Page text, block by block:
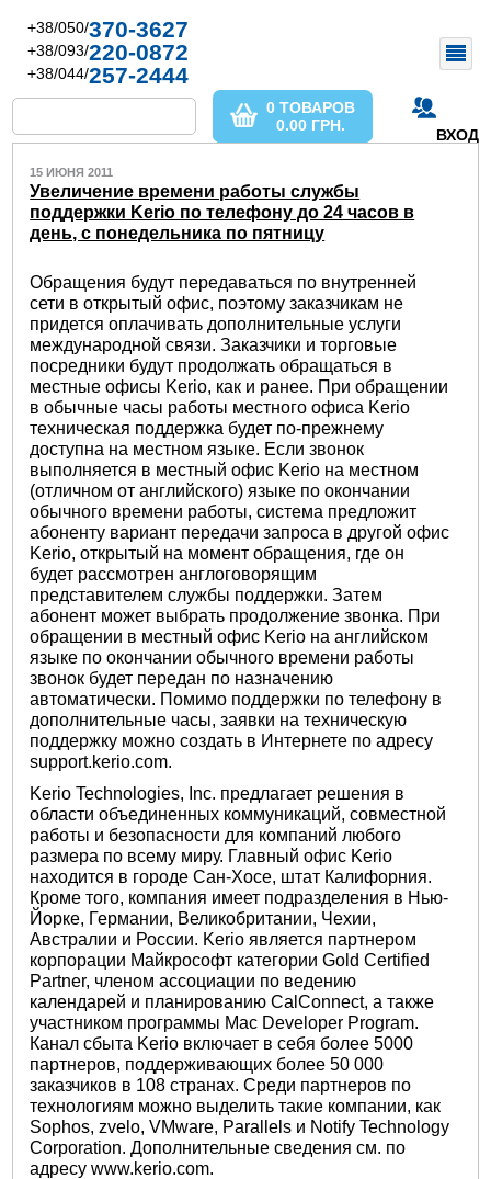
+38/050/370-3627
+38/093/220-0872
+38/044/257-2444
ВХОД
0 ТОВАРОВ
0.00 ГРН.
15 ИЮНЯ 2011
Увеличение времени работы службы
поддержки Kerio по телефону до 24 часов в
день, с понедельника по пятницу
Обращения будут передаваться по внутренней
сети в открытый офис, поэтому заказчикам не
придется оплачивать дополнительные услуги
международной связи. Заказчики и торговые
посредники будут продолжать обращаться в
местные офисы Kerio, как и ранее. При обращении
в обычные часы работы местного офиса Kerio
техническая поддержка будет по-прежнему
доступна на местном языке. Если звонок
выполняется в местный офис Kerio на местном
(отличном от английского) языке по окончании
обычного времени работы, система предложит
абоненту вариант передачи запроса в другой офис
Kerio, открытый на момент обращения, где он
будет рассмотрен англоговорящим
представителем службы поддержки. Затем
абонент может выбрать продолжение звонка. При
обращении в местный офис Kerio на английском
языке по окончании обычного времени работы
звонок будет передан по назначению
автоматически. Помимо поддержки по телефону в
дополнительные часы, заявки на техническую
поддержку можно создать в Интернете по адресу
support.kerio.com.
Kerio Technologies, Inc. предлагает решения в
области объединенных коммуникаций, совместной
работы и безопасности для компаний любого
размера по всему миру. Главный офис Kerio
находится в городе Сан-Хосе, штат Калифорния.
Кроме того, компания имеет подразделения в Нью-
Йорке, Германии, Великобритании, Чехии,
Австралии и России. Kerio является партнером
корпорации Майкрософт категории Gold Certified
Partner, членом ассоциации по ведению
календарей и планированию CalConnect, а также
участником программы Mac Developer Program.
Канал сбыта Kerio включает в себя более 5000
партнеров, поддерживающих более 50 000
заказчиков в 108 странах. Среди партнеров по
технологиям можно выделить такие компании, как
Sophos, zvelo, VMware, Parallels и Notify Technology
Corporation. Дополнительные сведения см. по
адресу www.kerio.com.